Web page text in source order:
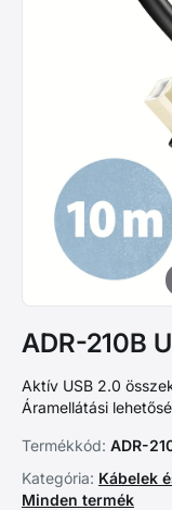
ADR-210B
Aktív USB 2.0
Áramellátási
Termékkód: ADR-
Kategória: Kábelek
Minden termék